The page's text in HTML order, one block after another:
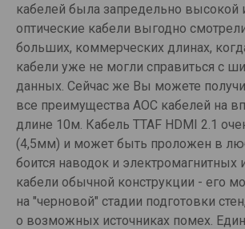
кабелей была запредельно высокой
оптические кабели выгодно
больших, коммерческих длинах,
кабели уже не могли справиться с
данных. Сейчас же Вы можете
все преимущества АОС кабелей на
длине 10м. Кабель TTAF HDMI 2.1
(4,5мм) и может быть проложен в
боится наводок и электромагнитных
кабели обычной конструкции - его
на "черновой" стадии подготовки
о возможных источниках помех.